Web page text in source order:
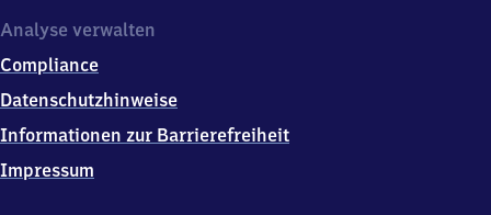
4
0
Oberwesel
Analyse verwalten
Compliance
Datenschutzhinweise
Informationen zur Barrierefreiheit
Impressum